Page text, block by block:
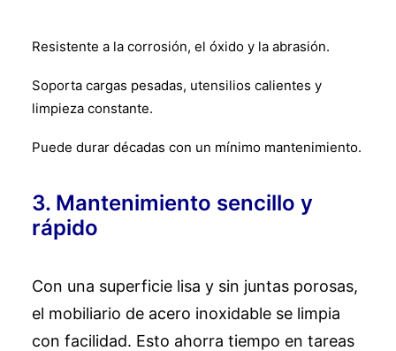
Resistente a la corrosión, el óxido y la abrasión.
Soporta cargas pesadas, utensilios calientes y
limpieza constante.
Puede durar décadas con un mínimo mantenimiento.
3. Mantenimiento sencillo y
rápido
Con una superficie lisa y sin juntas porosas,
el mobiliario de acero inoxidable se limpia
con facilidad. Esto ahorra tiempo en tareas